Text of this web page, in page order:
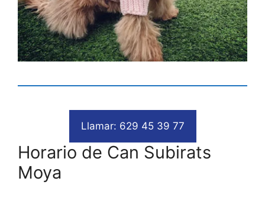
Llamar: 629 45 39 77
Horario de Can Subirats
Moya